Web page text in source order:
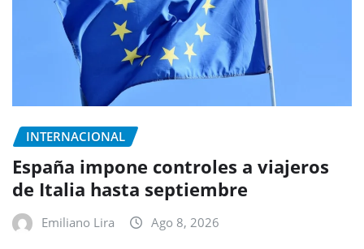
INTERNACIONAL
España impone controles a viajeros
de Italia hasta septiembre
Emiliano Lira Ago 8, 2026